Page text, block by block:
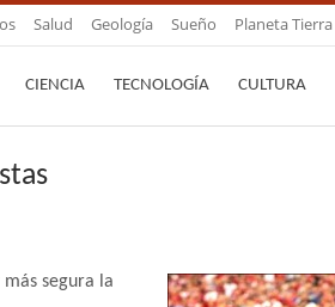
Salud Geología Sueño Planeta Tierra
CIENCIA TECNOLOGÍA CULTURA
segura la